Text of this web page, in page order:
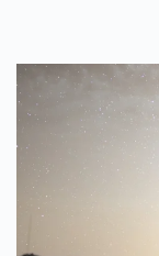
Se trata
las
forma
del
para